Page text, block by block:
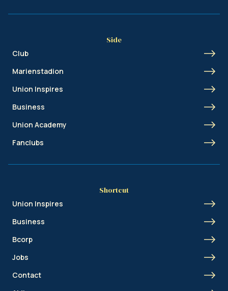
Side
Club
Marienstadion
Union Inspires
Business
Union Academy
Fanclubs
Shortcut
Union Inspires
Business
Bcorp
Jobs
Contact